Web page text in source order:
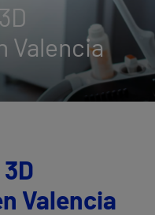
Valencia
Valencia